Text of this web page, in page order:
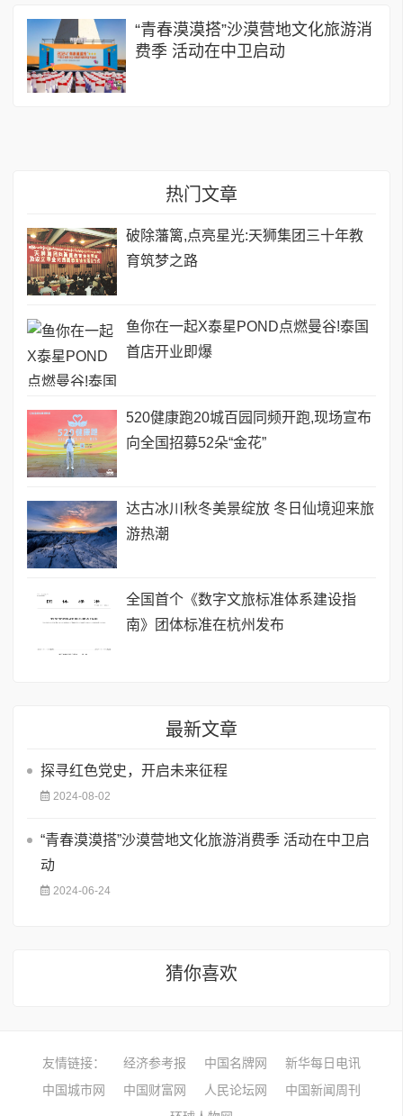
“青春漠漠搭”沙漠营地文化旅游消
费季 活动在中卫启动
热门文章
破除藩篱,点亮星光:天狮集团三十年教
育筑梦之路
鱼你在一起X泰星POND点燃曼谷!泰国
首店开业即爆
520健康跑20城百园同频开跑,现场宣布
向全国招募52朵“金花”
达古冰川秋冬美景绽放 冬日仙境迎来旅
游热潮
全国首个《数字文旅标准体系建设指
南》团体标准在杭州发布
最新文章
探寻红色党史，开启未来征程
2024-08-02
“青春漠漠搭”沙漠营地文化旅游消费季 活动在中卫启
动
2024-06-24
猜你喜欢
友情链接： 经济参考报 中国名牌网
新华每日电讯
中国城市网
中国财富网 人民论坛网
中国新闻周刊